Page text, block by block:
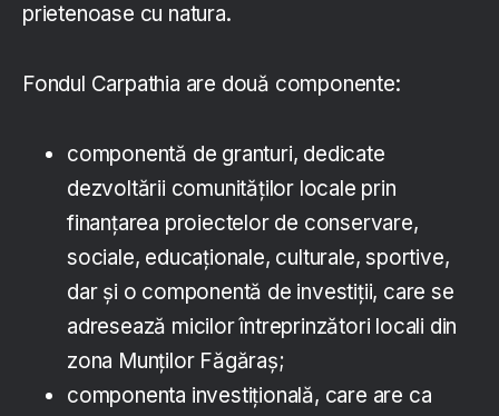
prietenoase cu natura.
Fondul Carpathia are două componente:
componentă de granturi, dedicate
dezvoltării comunităților locale prin
finanțarea proiectelor de conservare,
sociale, educaționale, culturale, sportive,
dar și o componentă de investiții, care se
adresează micilor întreprinzători locali din
zona Munților Făgăraș;
componenta investițională, care are ca